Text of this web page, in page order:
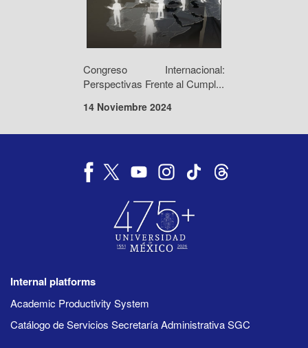
Congreso Internacional:
Perspectivas Frente al Cumpl...
14 Noviembre 2024
Internal platforms
Academic Productivity System
Catálogo de Servicios Secretaría Administrativa SGC